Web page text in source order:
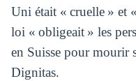
Uni était « cruelle » et
loi « obligeait » les
en Suisse pour mourir
Dignitas.